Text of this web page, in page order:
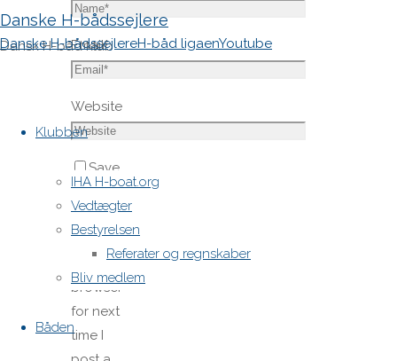
Danske H-bådssejlere
Dansk H-båd klub
Danske H-bådssejlereH-båd ligaenYoutube
Klubben
IHA H-boat.org
Vedtægter
Bestyrelsen
Referater og regnskaber
Bliv medlem
Båden
Email*
Website
Save
my name,
email,
and site
URL in my
browser
for next
time I